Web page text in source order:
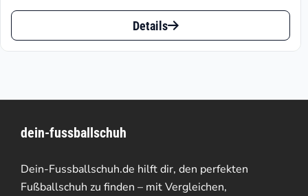
€61.07
€90.96
Dieses
Produkt
auf.
Die
Optionen
Details
dein-fussballschuh
Dein-Fussballschuh.de hilft dir, den perfekten
Fußballschuh zu finden – mit Vergleichen,